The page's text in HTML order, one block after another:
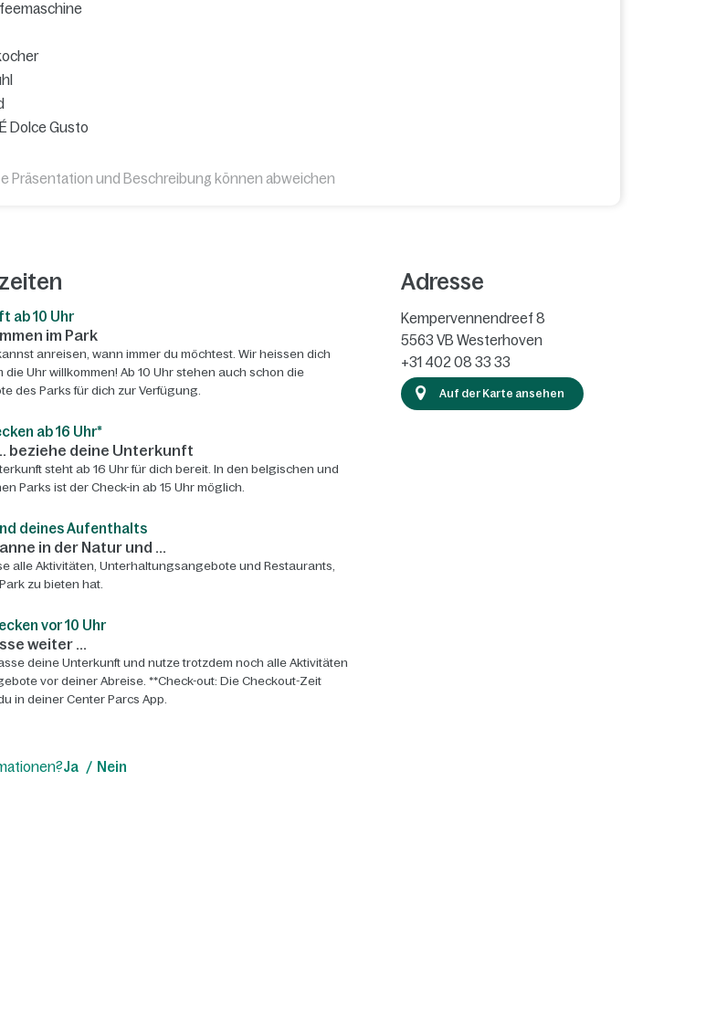
Dolce Gusto
Präsentation und Beschreibung können abweichen
ab 10 Uhr
im Park
anreisen, wann immer du möchtest. Wir heissen dich
die Uhr willkommen! Ab 10 Uhr stehen auch schon die
des Parks für dich zur Verfügung.
ab 16 Uhr*
... beziehe deine Unterkunft
steht ab 16 Uhr für dich bereit. In den belgischen und
Parks ist der Check-in ab 15 Uhr möglich.
deines Aufenthalts
in der Natur und ...
alle Aktivitäten, Unterhaltungsangebote und Restaurants,
zu bieten hat.
vor 10 Uhr
weiter ...
deine Unterkunft und nutze trotzdem noch alle Aktivitäten
vor deiner Abreise. **Check-out: Die Checkout-Zeit
in deiner Center Parcs App.
Adresse
Kempervennendreef 8
5563 VB Westerhoven
+31 402 08 33 33
Auf der Karte ansehen
Ja Nein